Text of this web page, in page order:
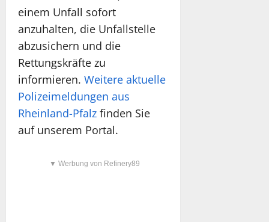
einem Unfall sofort
anzuhalten, die Unfallstelle
abzusichern und die
Rettungskräfte zu
informieren. Weitere aktuelle
Polizeimeldungen aus
Rheinland-Pfalz finden Sie
auf unserem Portal.
▼ Werbung von Refinery89